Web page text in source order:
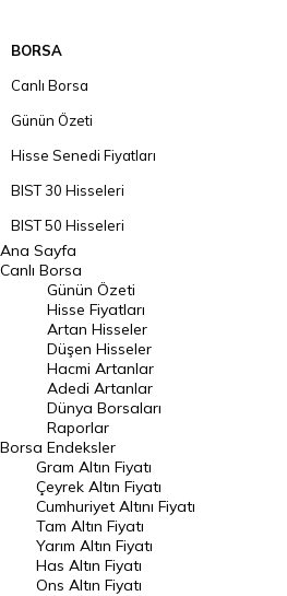
BORSA
Canlı Borsa
Günün Özeti
Hisse Senedi Fiyatları
BIST 30 Hisseleri
BIST 50 Hisseleri
BIST 100 Hisseleri
En Çok Artan Hisseler
En Çok Düşen Hisseler
Hacmi Artanlar
Geçmiş Kapanışlar
Dünya Borsaları
Raporlar
Endeksler
DÖVİZ
Döviz Kuru
Ana Sayfa
Canlı Borsa
Borsa
Günün Özeti
Hisse Fiyatları
Artan Hisseler
Düşen Hisseler
Hacmi Artanlar
Adedi Artanlar
Dünya Borsaları
Raporlar
Endeksler
Gram Altın Fiyatı
Çeyrek Altın Fiyatı
Cumhuriyet Altını Fiyatı
Tam Altın Fiyatı
Yarım Altın Fiyatı
Has Altın Fiyatı
Ons Altın Fiyatı